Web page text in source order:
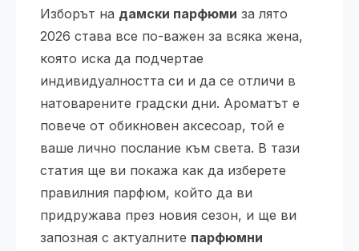
Изборът на дамски парфюми за лято
2026 става все по-важен за всяка жена,
която иска да подчертае
индивидуалността си и да се отличи в
натоварените градски дни. Ароматът е
повече от обикновен аксесоар, той е
ваше лично послание към света. В тази
статия ще ви покажа как да изберете
правилния парфюм, който да ви
придружава през новия сезон, и ще ви
запозная с актуалните парфюмни